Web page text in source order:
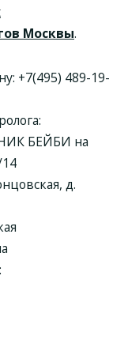
Москвы.
+7(495) 489-19-
БЕЙБИ на
д.